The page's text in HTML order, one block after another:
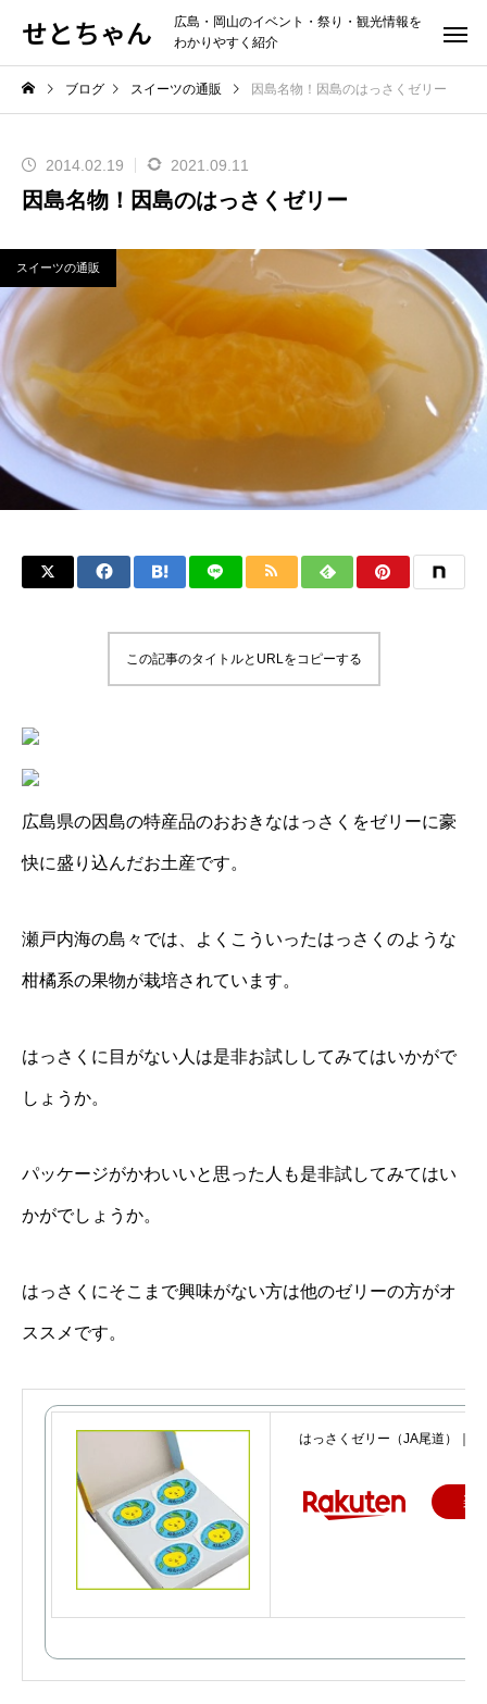
せとちゃん
広島・岡山のイベント・祭り・観光情報を
わかりやすく紹介
ブログ スイーツの通販 因島名物！因島のはっさくゼリー
2014.02.19 2021.09.11
因島名物！因島のはっさくゼリー
スイーツの通販
この記事のタイトルとURLをコピーする
広島県の因島の特産品のおおきなはっさくをゼリーに豪
快に盛り込んだお土産です。
瀬戸内海の島々では、よくこういったはっさくのような
柑橘系の果物が栽培されています。
はっさくに目がない人は是非お試ししてみてはいかがで
しょうか。
パッケージがかわいいと思った人も是非試してみてはい
かがでしょうか。
はっさくにそこまで興味がない方は他のゼリーの方がオ
ススメです。
はっさくゼリー（JA尾道）｜
楽